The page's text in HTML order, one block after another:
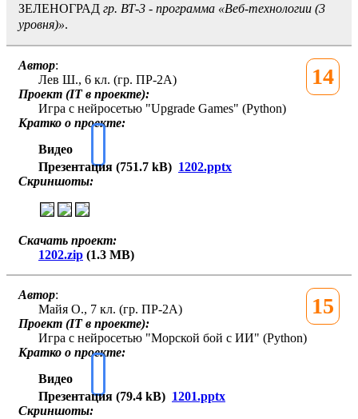
ЗЕЛЕНОГРАД гр. ВТ-3 - программа «Веб-технологии (3
уровня)».
14
Автор:
Лев Ш., 6 кл. (гр. ПР-2А)
Проект (IT в проекте):
Игра с нейросетью "Upgrade Games" (Python)
Кратко о проекте:
Видео
Презентация (751.7 kB) 1202.pptx
Скриншоты:
Скачать проект:
1202.zip (1.3 MB)
15
Автор:
Майя О., 7 кл. (гр. ПР-2А)
Проект (IT в проекте):
Игра с нейросетью "Морской бой с ИИ" (Python)
Кратко о проекте:
Видео
Презентация (79.4 kB) 1201.pptx
Скриншоты: